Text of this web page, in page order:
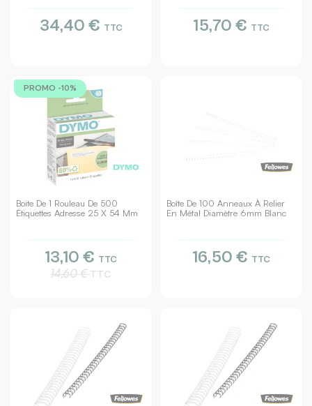
34,40 € TTC 15,70 € TTC
Boite De 1 Rouleau De 500
Étiquettes Adresse 25 X 54 Mm
PROMO -10%
14,60 €TTC
13,10 € TTC
Boîte De 100 Anneaux À Relier
En Métal Diamètre 6mm Blanc
16,50 € TTC